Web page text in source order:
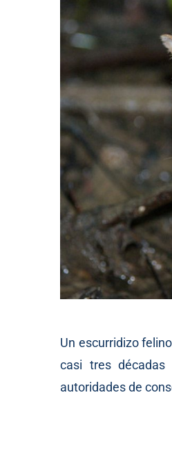
Un escurridizo
casi tres
autoridades de